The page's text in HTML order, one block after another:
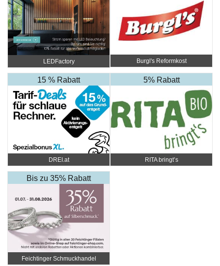
LEDFactory Burgl's Reformkost
15 % Rabatt
DREI.at
5% Rabatt
RITA bringt’s
Bis zu 35% Rabatt
Feichtinger Schmuckhandel